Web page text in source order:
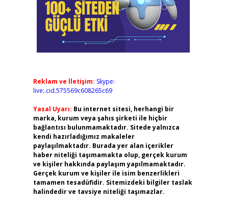
Reklam ve İletişim: Skype:
live:.cid.575569c608265c69
Yasal Uyarı: Bu internet sitesi, herhangi bir
marka, kurum veya şahıs şirketi ile hiçbir
bağlantısı bulunmamaktadır. Sitede yalnızca
kendi hazırladığımız makaleler
paylaşılmaktadır. Burada yer alan içerikler
haber niteliği taşımamakta olup, gerçek kurum
ve kişiler hakkında paylaşım yapılmamaktadır.
Gerçek kurum ve kişiler ile isim benzerlikleri
tamamen tesadüfidir. Sitemizdeki bilgiler taslak
halindedir ve tavsiye niteliği taşımazlar.